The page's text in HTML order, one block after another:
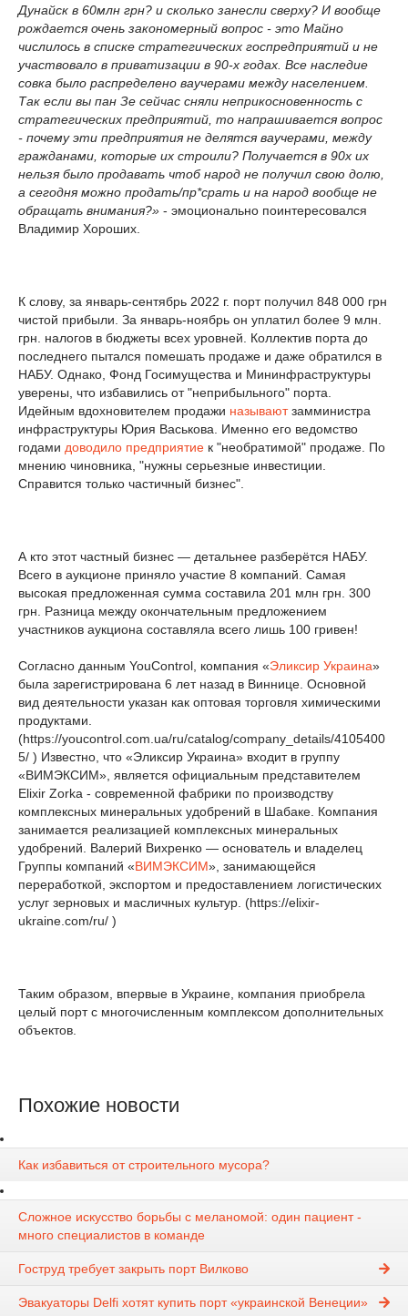
Дунайск в 60млн грн? и сколько занесли сверху? И вообще
рождается очень закономерный вопрос - это Майно
числилось в списке стратегических госпредприятий и не
участвовало в приватизации в 90-х годах. Все наследие
совка было распределено ваучерами между населением.
Так если вы пан Зе сейчас сняли неприкосновенность с
стратегических предприятий, то напрашивается вопрос
- почему эти предприятия не делятся ваучерами, между
гражданами, которые их строили? Получается в 90х их
нельзя было продавать чтоб народ не получил свою долю,
а сегодня можно продать/пр*срать и на народ вообще не
обращать внимания?» - эмоционально поинтересовался
Владимир Хороших.
К слову, за январь-сентябрь 2022 г. порт получил 848 000 грн
чистой прибыли. За январь-ноябрь он уплатил более 9 млн.
грн. налогов в бюджеты всех уровней. Коллектив порта до
последнего пытался помешать продаже и даже обратился в
НАБУ. Однако, Фонд Госимущества и Мининфраструктуры
уверены, что избавились от "неприбыльного" порта.
Идейным вдохновителем продажи называютзамминистра
инфраструктуры Юрия Васькова. Именно его ведомство
годами доводило предприятие к "необратимой" продаже. По
мнению чиновника, "нужны серьезные инвестиции.
Справится только частичный бизнес".
А кто этот частный бизнес — детальнее разберётся НАБУ.
Всего в аукционе приняло участие 8 компаний. Самая
высокая предложенная сумма составила 201 млн грн. 300
грн. Разница между окончательным предложением
участников аукциона составляла всего лишь 100 гривен!
Согласно данным YouControl, компания «Эликсир Украина»
была зарегистрирована 6 лет назад в Виннице. Основной
вид деятельности указан как оптовая торговля химическими
продуктами.
(https://youcontrol.com.ua/ru/catalog/company_details/4105400
5/ ) Известно, что «Эликсир Украина» входит в группу
«ВИМЭКСИМ», является официальным представителем
Elixir Zorka - современной фабрики по производству
комплексных минеральных удобрений в Шабаке. Компания
занимается реализацией комплексных минеральных
удобрений. Валерий Вихренко — основатель и владелец
Группы компаний «ВИМЭКСИМ», занимающейся
переработкой, экспортом и предоставлением логистических
услуг зерновых и масличных культур. (https://elixir-
ukraine.com/ru/ )
Таким образом, впервые в Украине, компания приобрела
целый порт с многочисленным комплексом дополнительных
объектов.
Похожие новости
Как избавиться от строительного мусора?
Сложное искусство борьбы с меланомой: один пациент -
много специалистов в команде
Гоструд требует закрыть порт Вилково
Эвакуаторы Delfi хотят купить порт «украинской Венеции»